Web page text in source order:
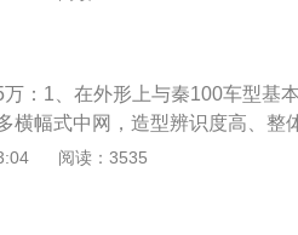
就足够了。
属性；3、比亚迪汽车在国内的知
一款紧凑型的家用轿车，这款车
说外形存在着模仿和借鉴，但是
款车的认可度是比较高的。新款
比较时尚漂亮，而且车内的配置
：1、在外形上与秦100车型基
横幅式中网，造型辨识度高、整
尾部带有\"5.9s\"标识，彰显着比
55R16的轮胎。
阅读：3535